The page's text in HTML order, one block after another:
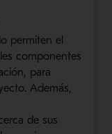
permiten el
componentes
para
Además,
de sus